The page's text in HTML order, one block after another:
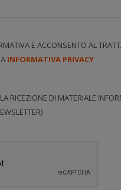
E ACCONSENTO AL
INFORMATIVA PRIVACY
RICEZIONE DI MATERIALE